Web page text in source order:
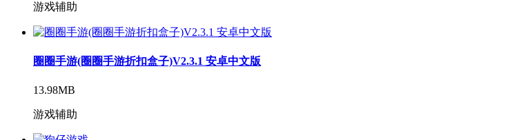
游戏辅助
圈圈手游(圈圈手游折扣盒子)V2.3.1 安卓中文版
13.98MB
游戏辅助